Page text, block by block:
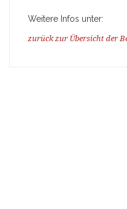
Weitere Infos unter:
zurück zur Übersicht der